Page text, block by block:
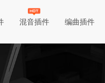
混音插件 编曲插件